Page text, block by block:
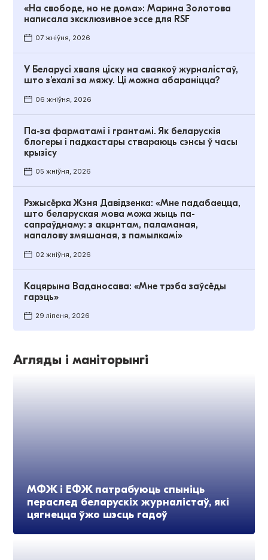
«На свободе, но не дома»: Марина Золотова
написала эксклюзивное эссе для RSF
07 жніўня, 2026
У Беларусі хваля ціску на сваякоў журналістаў,
што з’ехалі за мяжу. Ці можна абараніцца?
06 жніўня, 2026
Па-за фарматамі і грантамі. Як беларускія
блогеры і падкастары ствараюць сэнсы ў часы
крызісу
05 жніўня, 2026
Рэжысёрка Жэня Давідзенка: «Мне падабаецца,
што беларуская мова можа жыць па-
сапраўднаму: з акцэнтам, паламаная,
напалову змяшаная, з памылкамі»
02 жніўня, 2026
Кацярына Ваданосава: «Мне трэба заўсёды
гарэць»
29 ліпеня, 2026
Агляды і маніторынгі
МФЖ і ЕФЖ патрабуюць спыніць
пераслед беларускіх журналістаў, які
цягнецца ўжо шэсць гадоў